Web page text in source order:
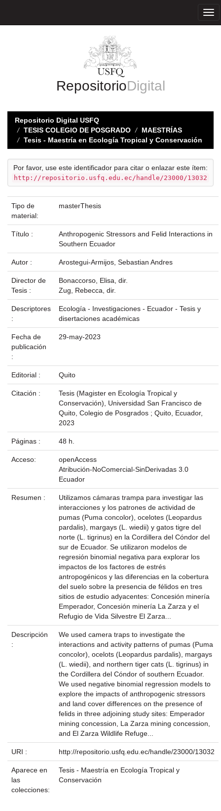
RepositorioDigital
Repositorio Digital USFQ
TESIS COLEGIO DE POSGRADO
MAESTRÍAS
Tesis - Maestría en Ecología Tropical y Conservación
Por favor, use este identificador para citar o enlazar este ítem:
http://repositorio.usfq.edu.ec/handle/23000/13032
Tipo de
material:
masterThesis
Título :
Anthropogenic Stressors and Felid Interactions in
Southern Ecuador
Autor : Arostegui-Armijos, Sebastian Andres
Director de
Tesis :
Bonaccorso, Elisa, dir.
Zug, Rebecca, dir.
Descriptores
:
Ecología - Investigaciones - Ecuador - Tesis y
disertaciones académicas
Fecha de
publicación
:
29-may-2023
Editorial : Quito
Citación :
Tesis (Magister en Ecología Tropical y
Conservación), Universidad San Francisco de
Quito, Colegio de Posgrados ; Quito, Ecuador,
2023
Páginas : 48 h.
Acceso:
openAccess
Atribución-NoComercial-SinDerivadas 3.0
Ecuador
Resumen :
Utilizamos cámaras trampa para investigar las
interacciones y los patrones de actividad de
pumas (Puma concolor), ocelotes (Leopardus
pardalis), margays (L. wiedii) y gatos tigre del
norte (L. tigrinus) en la Cordillera del Cóndor del
sur de Ecuador. Se utilizaron modelos de
regresión binomial negativa para explorar los
impactos de los factores de estrés
antropogénicos y las diferencias en la cobertura
del suelo sobre la presencia de félidos en tres
sitios de estudio adyacentes: Concesión minería
Emperador, Concesión minería La Zarza y el
Refugio de Vida Silvestre El Zarza...
Descripción
:
We used camera traps to investigate the
interactions and activity patterns of pumas (Puma
concolor), ocelots (Leopardus pardalis), margays
(L. wiedii), and northern tiger cats (L. tigrinus) in
the Cordillera del Cóndor of southern Ecuador.
We used negative binomial regression models to
explore the impacts of anthropogenic stressors
and land cover differences on the presence of
felids in three adjoining study sites: Emperador
mining concession, La Zarza mining concession,
and El Zarza Wildlife Refuge...
URI : http://repositorio.usfq.edu.ec/handle/23000/13032
Aparece en
las
colecciones:
Tesis - Maestría en Ecología Tropical y
Conservación